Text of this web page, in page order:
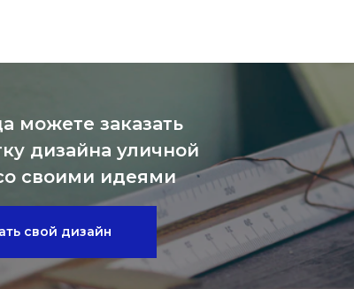
можете заказать
дизайна уличной
своими идеями
свой дизайн